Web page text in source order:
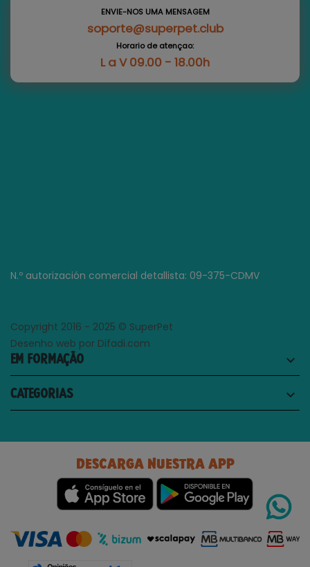
ENVIE-NOS UMA MENSAGEM
soporte@superpet.club
Horario de atençao:
L a V 09.00 - 18.00h
N.º autorización comercial detallista: 09-375-CDMV
Copyright 2016 - 2025 © SuperPet
Desenho web por Difadi.com
EM FORMAÇÃO keyboard_arrow_down
CATEGORIAS keyboard_arrow_down
DESCARGA NUESTRA APP